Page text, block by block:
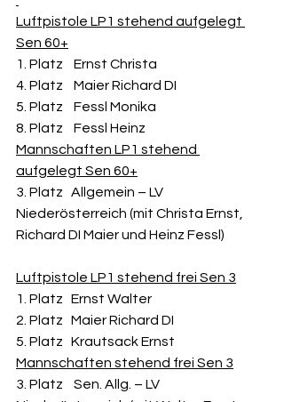
Luftpistole LP1 stehend aufgelegt
Sen 60+
1. Platz    Ernst Christa
4. Platz    Maier Richard DI
5. Platz    Fessl Monika
8. Platz    Fessl Heinz
Mannschaften LP1 stehend
aufgelegt Sen 60+
3. Platz   Allgemein – LV
Niederösterreich (mit Christa Ernst,
Richard DI Maier und Heinz Fessl)
Luftpistole LP1 stehend frei Sen 3
1. Platz   Ernst Walter
2. Platz   Maier Richard DI
5. Platz   Krautsack Ernst
Mannschaften stehend frei Sen 3
3. Platz    Sen. Allg. – LV